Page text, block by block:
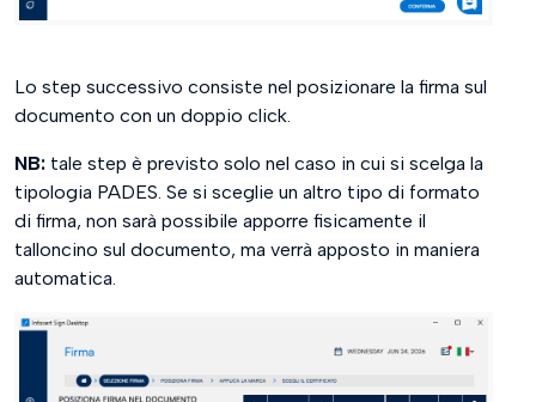
Lo step successivo consiste nel posizionare la firma sul
documento con un doppio click.
NB: tale step è previsto solo nel caso in cui si scelga la
tipologia PADES. Se si sceglie un altro tipo di formato
di firma, non sarà possibile apporre fisicamente il
talloncino sul documento, ma verrà apposto in maniera
automatica.